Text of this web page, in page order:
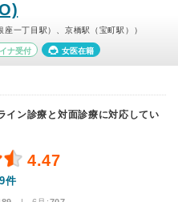
一丁目駅）、京橋駅（宝町駅））
ナ受付 女医在籍
ン診療と対面診療に対応してい
4.47
件